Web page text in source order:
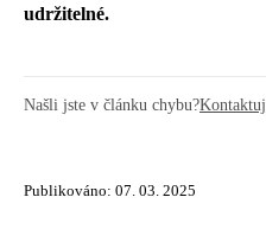
udržitelné.
Našli jste v článku chybu?
Publikováno: 07. 03. 2025